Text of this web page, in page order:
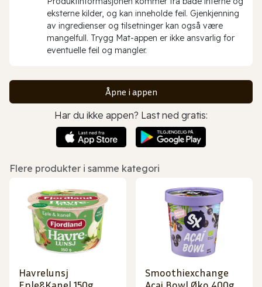
eksterne kilder, og kan inneholde feil. Gjenkjenning
av ingredienser og tilsetninger kan også være
mangelfull. Trygg Mat-appen er ikke ansvarlig for
eventuelle feil og mangler.
Åpne i appen
Har du ikke appen? Last ned gratis:
Flere produkter i samme kategori
Havrelunsj
Smoothiexchange